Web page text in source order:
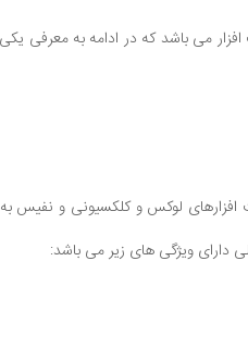
می باشد که در ادامه به معرفی
نوشت افزارهای لوکس و کلکسیونی و